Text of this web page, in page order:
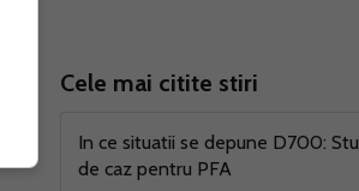
Cele mai citite stiri
In ce situatii se depune D700:
de caz pentru PFA